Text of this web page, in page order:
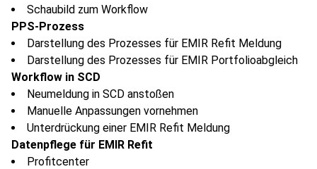
Schaubild zum Workflow
PPS-Prozess
Darstellung des Prozesses für EMIR Refit Meldung
Darstellung des Prozesses für EMIR Portfolioabgleich
Workflow in SCD
Neumeldung in SCD anstoßen
Manuelle Anpassungen vornehmen
Unterdrückung einer EMIR Refit Meldung
Datenpflege für EMIR Refit
Profitcenter